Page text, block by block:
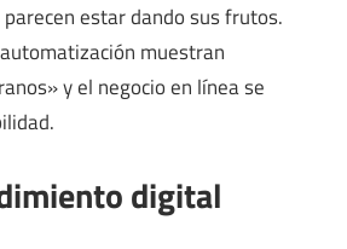
estar dando sus frutos.
muestran
y el negocio en línea se
digital